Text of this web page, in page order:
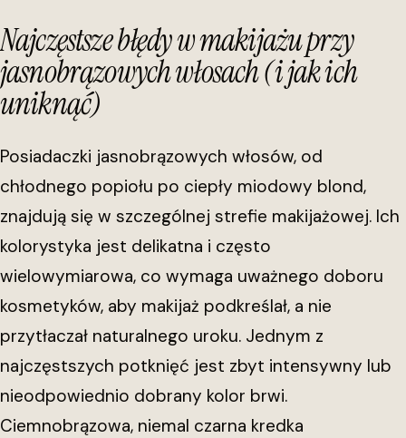
Najczęstsze błędy w makijażu przy
jasnobrązowych włosach (i jak ich
uniknąć)
Posiadaczki jasnobrązowych włosów, od
chłodnego popiołu po ciepły miodowy blond,
znajdują się w szczególnej strefie makijażowej. Ich
kolorystyka jest delikatna i często
wielowymiarowa, co wymaga uważnego doboru
kosmetyków, aby makijaż podkreślał, a nie
przytłaczał naturalnego uroku. Jednym z
najczęstszych potknięć jest zbyt intensywny lub
nieodpowiednio dobrany kolor brwi.
Ciemnobrązowa, niemal czarna kredka